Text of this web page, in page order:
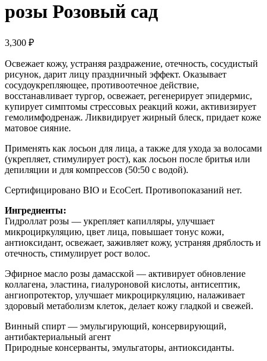
розы Розовый сад
3,300 ₽
Освежает кожу, устраняя раздражение, отечность, сосудистый
рисунок, дарит лицу праздничный эффект. Оказывает
сосудоукрепляющее, противоотечное действие,
восстанавливает тургор, освежает, регенерирует эпидермис,
купирует симптомы стрессовых реакций кожи, активизирует
гемолимфодренаж. Ликвидирует жирный блеск, придает коже
матовое сияние.
Применять как лосьон для лица, а также для ухода за волосами
(укрепляет, стимулирует рост), как лосьон после бритья или
депиляции и для компрессов (50:50 с водой).
Сертифицировано BIO и EcoCert. Противопоказаний нет.
Ингредиенты:
Гидроллат розы — укрепляет капилляры, улучшает
микроциркуляцию, цвет лица, повышает тонус кожи,
антиоксидант, освежает, заживляет кожу, устраняя дряблость и
отечность, стимулирует рост волос.
Эфирное масло розы дамасской — активирует обновление
коллагена, эластина, гиалуроновой кислоты, антисептик,
ангиопротектор, улучшает микроциркуляцию, налаживает
здоровый метаболизм клеток, делает кожу гладкой и свежей.
Винный спирт — эмульгирующий, консервирующий,
антибактериальный агент
Природные консерванты, эмульгаторы, антиоксиданты.